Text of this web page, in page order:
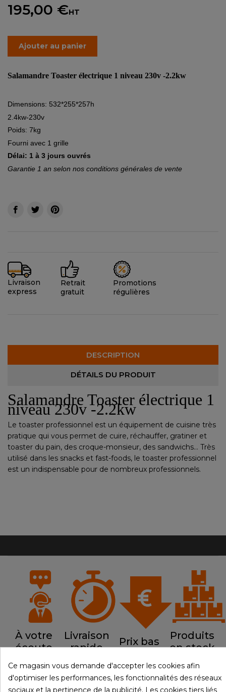
195,00 €HT
Ajouter au panier
Salamandre Toaster électrique 1 niveau 230v -2.2kw
Dimensions: 532*255*257h
2.4kw-230v
Poids: 7kg
Fourni avec 1 grille
Délai: 1 à 3 jours ouvrés
Garantie 1 an selon nos conditions générales de vente
Livraison
express
Retrait
gratuit
Promotions
régulières
DESCRIPTION
DÉTAILS DU PRODUIT
Salamandre Toaster électrique 1
niveau 230v -2.2kw
Le toaster professionnel est un équipement de cuisine très
pratique qui vous permet de cuire, réchauffer, gratiner et
toaster du pain, des croque-monsieur, des sandwichs... Très
utilisé dans les snacks et fast-foods, le toaster professionnel
est un indispensable pour de nombreux professionnels.
À votre
écoute
Livraison
rapide
Prix bas
Produits
en stock
Ce magasin vous demande d'accepter les cookies afin
d'optimiser les performances, les fonctionnalités des réseaux
sociaux et la pertinence de la publicité. Les cookies tiers liés